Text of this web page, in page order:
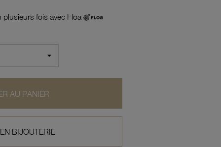
fois avec Floa
AU PANIER
BIJOUTERIE